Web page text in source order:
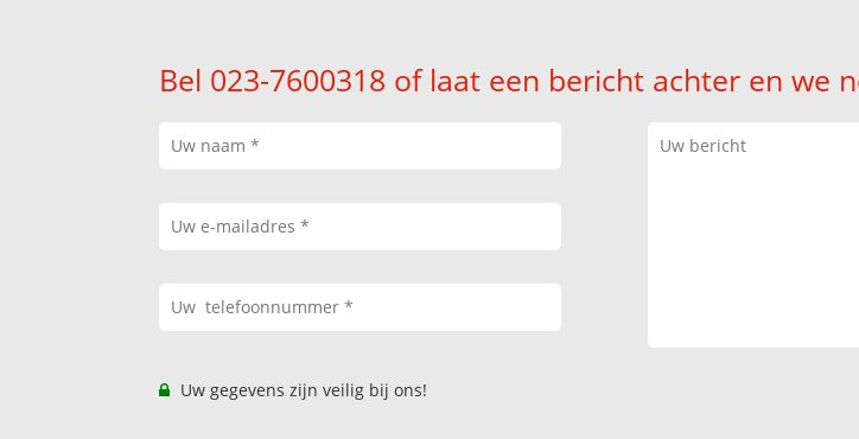
Bel 023-7600318 of laat een bericht achter en we
Uw gegevens zijn veilig bij ons!